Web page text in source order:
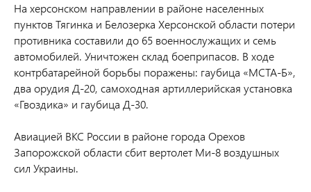
На херсонском направлении в районе населенных
пунктов Тягинка и Белозерка Херсонской области потери
противника составили до 65 военнослужащих и семь
автомобилей. Уничтожен склад боеприпасов. В ходе
контрбатарейной борьбы поражены: гаубица «МСТА-Б»,
два орудия Д-20, самоходная артиллерийская установка
«Гвоздика» и гаубица Д-30.
Авиацией ВКС России в районе города Орехов
Запорожской области сбит вертолет Ми-8 воздушных
сил Украины.